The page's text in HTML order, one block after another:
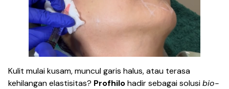
Kulit mulai kusam, muncul garis halus, atau terasa
kehilangan elastisitas? Profhilohadir sebagai solusibio-